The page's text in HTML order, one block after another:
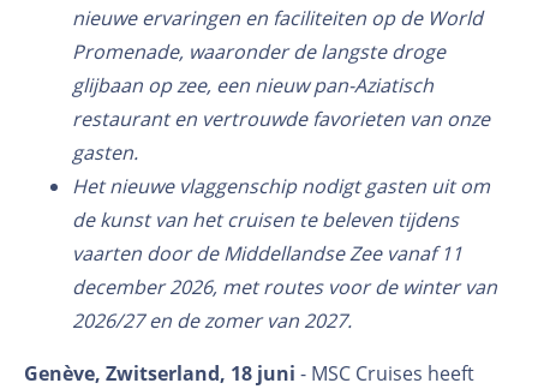
nieuwe ervaringen en faciliteiten op de World
Promenade, waaronder de langste droge
glijbaan op zee, een nieuw pan-Aziatisch
restaurant en vertrouwde favorieten van onze
gasten.
Het nieuwe vlaggenschip nodigt gasten uit om
de kunst van het cruisen te beleven tijdens
vaarten door de Middellandse Zee vanaf 11
december 2026, met routes voor de winter van
2026/27 en de zomer van 2027.
Genève, Zwitserland, 18 juni - MSC Cruises heeft